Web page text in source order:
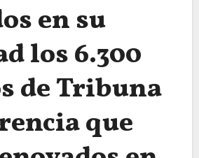
en su
los 6.300
de Tribuna
que